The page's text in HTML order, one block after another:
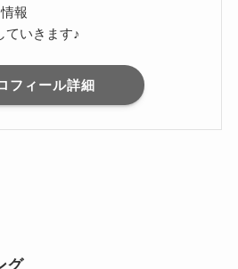
報
ていきます♪
フィール詳細
グ